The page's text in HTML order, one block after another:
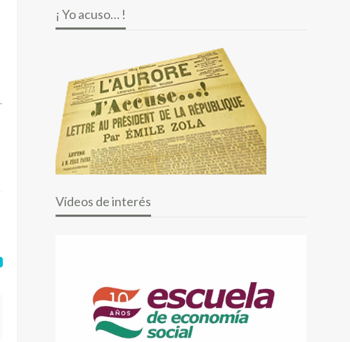
¡ Yo acuso… !
Vídeos de interés